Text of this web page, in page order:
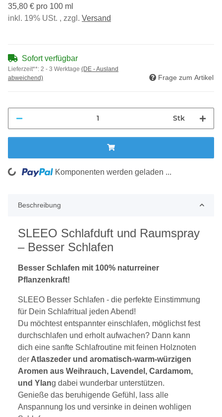
35,80 € pro 100 ml
inkl. 19% USt. , zzgl. Versand
Sofort verfügbar
Lieferzeit**: 2 - 3 Werktage (DE - Ausland
abweichend)
Frage zum Artikel
Stk
Komponenten werden geladen ...
Beschreibung
SLEEO Schlafduft und Raumspray
– Besser Schlafen
Besser Schlafen mit 100% naturreiner
Pflanzenkraft!
SLEEO Besser Schlafen - die perfekte Einstimmung
für Dein Schlafritual jeden Abend!
Du möchtest entspannter einschlafen, möglichst fest
durchschlafen und erholt aufwachen? Dann kann
dich eine sanfte Schlafroutine mit feinen Holznoten
der Atlaszeder und aromatisch-warm-würzigen
Aromen aus Weihrauch, Lavendel, Cardamom,
und Ylang dabei wunderbar unterstützen.
Genieße das beruhigende Gefühl, lass alle
Anspannung los und versinke in deinen wohligen